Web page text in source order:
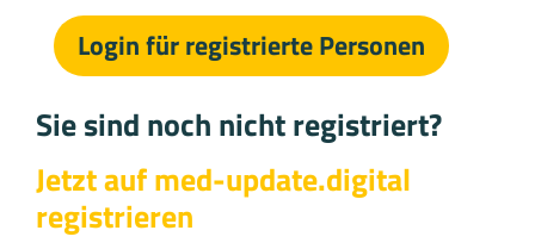
Login für registrierte Personen
Sie sind noch nicht registriert?
Jetzt auf med-update.digital
registrieren